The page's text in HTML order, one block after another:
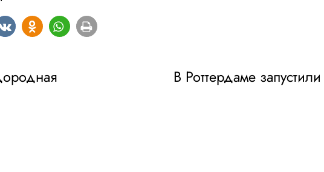
В Роттердаме